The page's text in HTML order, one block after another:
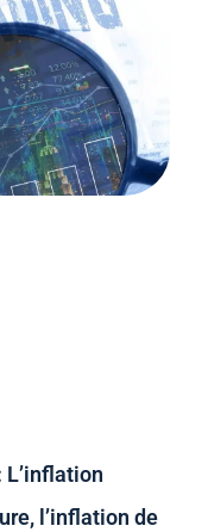
l’inflation de